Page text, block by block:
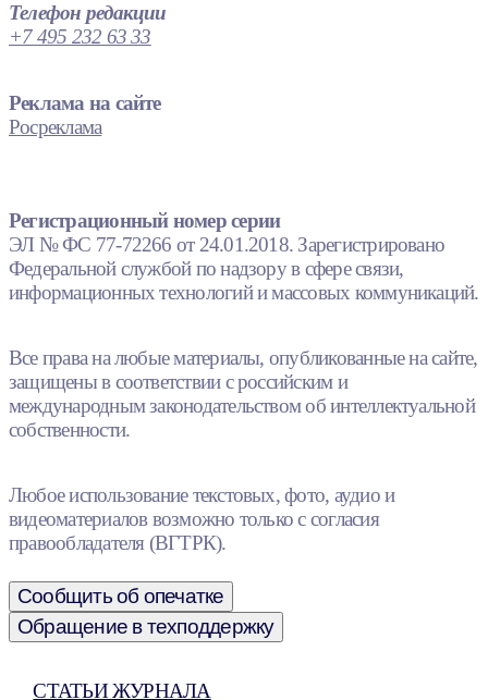
Телефон редакции
+7 495 232 63 33
Реклама на сайте
Росреклама
Регистрационный номер серии
ЭЛ № ФС 77-72266 от 24.01.2018. Зарегистрировано
Федеральной службой по надзору в сфере связи,
информационных технологий и массовых коммуникаций.
Все права на любые материалы, опубликованные на сайте,
защищены в соответствии с российским и
международным законодательством об интеллектуальной
собственности.
Любое использование текстовых, фото, аудио и
видеоматериалов возможно только с согласия
правообладателя (ВГТРК).
Сообщить об опечатке
Обращение в техподдержку
СТАТЬИ ЖУРНАЛА